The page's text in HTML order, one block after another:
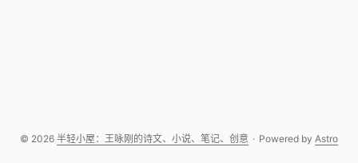
© 2026 半轻小屋：王咏刚的诗文、小说、笔记、创意 · Powered by Astro